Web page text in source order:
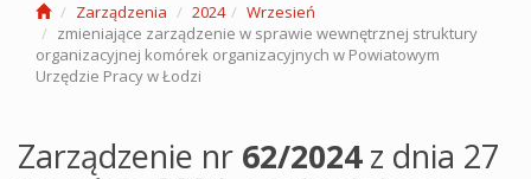
Zarządzenia 2024
Wrzesień
zmieniające zarządzenie w sprawie wewnętrznej struktury
organizacyjnej komórek organizacyjnych w Powiatowym
Urzędzie Pracy w Łodzi
Zarządzenie nr 62/2024z dnia 27